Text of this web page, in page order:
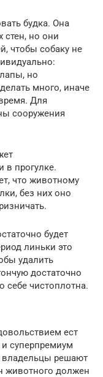
будка. Она
стен, но они
чтобы собаку не
но
много, иначе
Для
сооружения
в прогулке.
что животному
без них оно
будет
линьки это
удалить
достаточно
себе чистоплотна.
ест
суперпремиум
владельцы решают
животного должен